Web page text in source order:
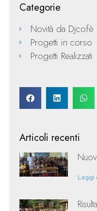
Categorie
Novità da Djcofè
Progetti in corso
Progetti Realizzati
Articoli recenti
Leggi